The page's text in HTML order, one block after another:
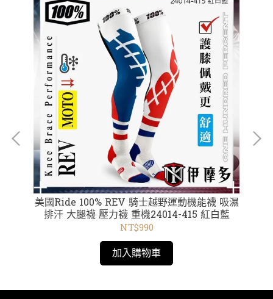
美國Ride 100% REV 騎士越野運動機能襪 吸濕
排汗 大腿襪 壓力襪 重機24014-415 紅白藍
NT$990
加入購物車